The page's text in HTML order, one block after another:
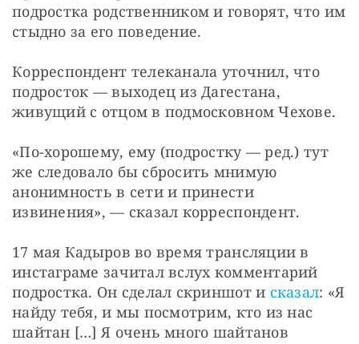
подростка родственником и говорят, что им
стыдно за его поведение.
Корреспондент телеканала уточнил, что
подросток — выходец из Дагестана,
живущий с отцом в подмосковном Чехове.
«По-хорошему, ему (подростку — ред.) тут
же следовало бы сбросить мнимую
анонимность в сети и принести
извинения», — сказал корреспондент.
17 мая Кадыров во время трансляции в
инстаграме зачитал вслух комментарий
подростка. Он сделал скриншот и сказал: «Я
найду тебя, и мы посмотрим, кто из нас
шайтан […] Я очень много шайтанов